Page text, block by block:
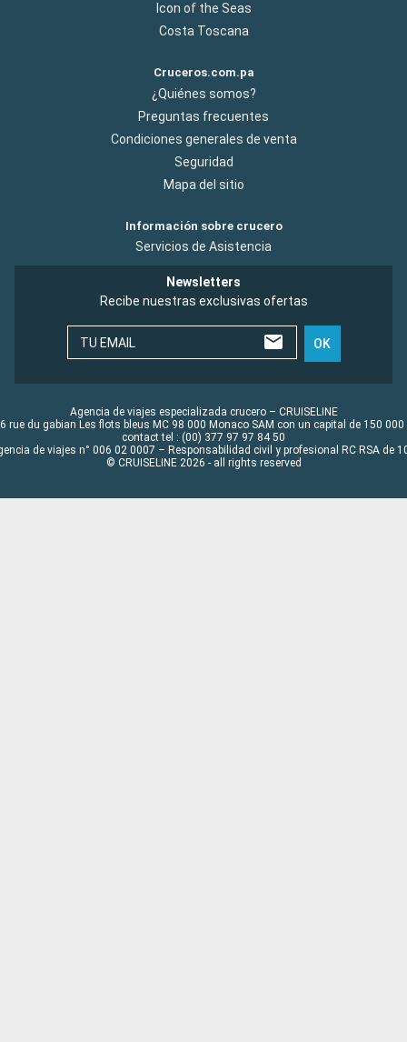
Icon of the Seas
Costa Toscana
Cruceros.com.pa
¿Quiénes somos?
Preguntas frecuentes
Condiciones generales de venta
Seguridad
Mapa del sitio
Información sobre crucero
Servicios de Asistencia
Newsletters
Recibe nuestras exclusivas ofertas
TU EMAIL OK
Agencia de viajes especializada crucero – CRUISELINE
rue du gabian Les flots bleus MC 98 000 Monaco SAM con un capital de 150 000
contact tel : (00) 377 97 97 84 50
de viajes n° 006 02 0007 – Responsabilidad civil y profesional RC RSA de
© CRUISELINE 2026 - all rights reserved